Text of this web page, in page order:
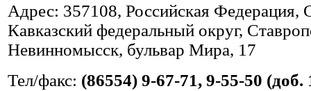
Адрес: 357108, Российская Федерация,
Кавказский федеральный округ,
Невинномысск, бульвар Мира, 17
Тел/факс: (86554) 9-67-71, 9-55-50 (доб.